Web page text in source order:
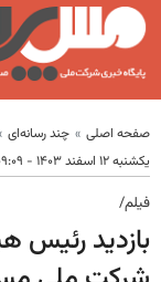
صفحه اصلی چند رسانه‌ای
یکشنبه ۱۲ اسفند ۱۴۰۳ - ۰۹:۰۹
فیلم/
بازدید رئیس